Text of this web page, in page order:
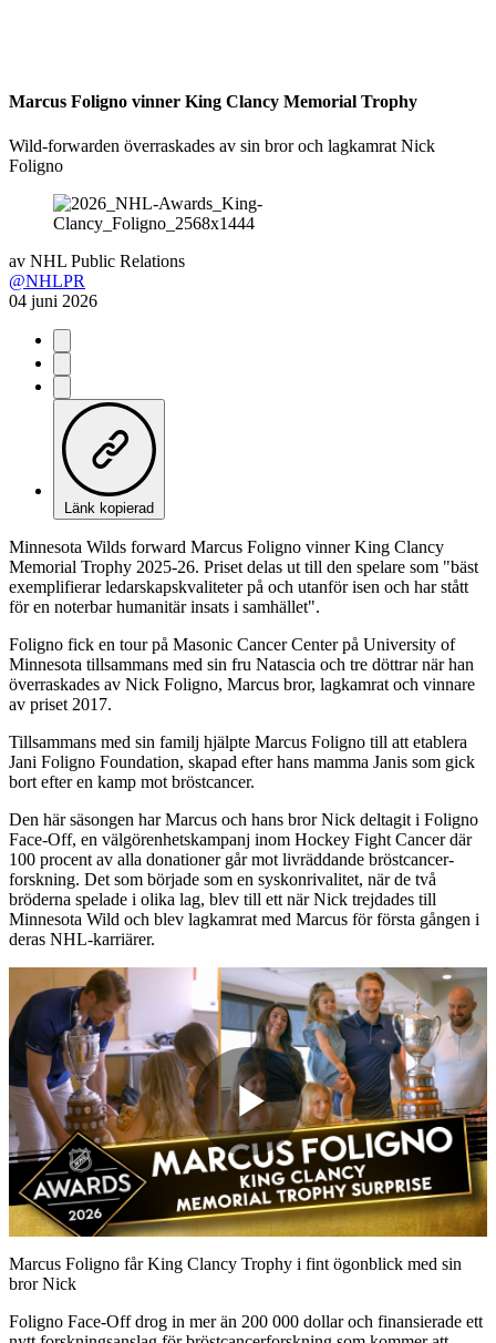
Marcus Foligno vinner King Clancy Memorial Trophy
Wild-forwarden överraskades av sin bror och lagkamrat Nick
Foligno
av NHL Public Relations
@NHLPR
04 juni 2026
Länk kopierad
Minnesota Wilds forward Marcus Foligno vinner King Clancy
Memorial Trophy 2025-26. Priset delas ut till den spelare som "bäst
exemplifierar ledarskapskvaliteter på och utanför isen och har stått
för en noterbar humanitär insats i samhället".
Foligno fick en tour på Masonic Cancer Center på University of
Minnesota tillsammans med sin fru Natascia och tre döttrar när han
överraskades av Nick Foligno, Marcus bror, lagkamrat och vinnare
av priset 2017.
Tillsammans med sin familj hjälpte Marcus Foligno till att etablera
Jani Foligno Foundation, skapad efter hans mamma Janis som gick
bort efter en kamp mot bröstcancer.
Den här säsongen har Marcus och hans bror Nick deltagit i Foligno
Face-Off, en välgörenhetskampanj inom Hockey Fight Cancer där
100 procent av alla donationer går mot livräddande bröstcancer-
forskning. Det som började som en syskonrivalitet, när de två
bröderna spelade i olika lag, blev till ett när Nick trejdades till
Minnesota Wild och blev lagkamrat med Marcus för första gången i
deras NHL-karriärer.
Play
Video
Marcus Foligno får King Clancy Trophy i fint ögonblick med sin
bror Nick
Foligno Face-Off drog in mer än 200 000 dollar och finansierade ett